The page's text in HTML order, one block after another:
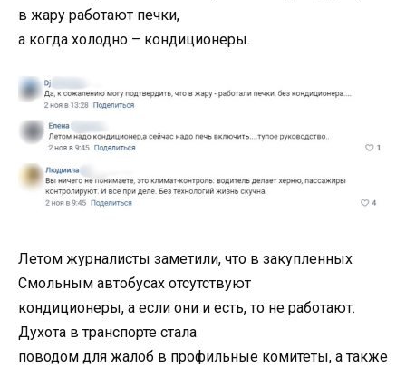
в жару работают печки,
а когда холодно – кондиционеры.
Летом журналисты заметили, что в закупленных
Смольным автобусах отсутствуют
кондиционеры, а если они и есть, то не работают.
Духота в транспорте стала
поводом для жалоб в профильные комитеты, а также